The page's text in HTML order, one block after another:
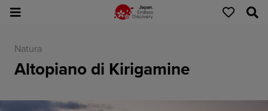
Natura
Altopiano di Kirigamine